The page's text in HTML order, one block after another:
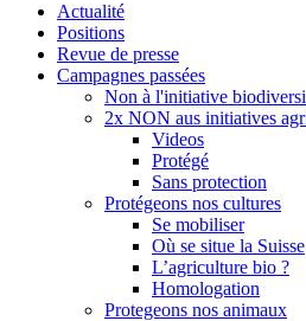
Actualité
Positions
Revue de presse
Campagnes passées
Non à l'initiative
2x NON aus initiatives
Videos
Protégé
Sans protection
Protégeons nos cultures
Se mobiliser
Où se situe la Suisse
L’agriculture bio ?
Homologation
Protegeons nos animaux